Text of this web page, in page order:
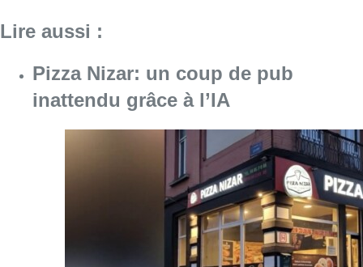
Lire aussi :
Pizza Nizar: un coup de pub
inattendu grâce à l’IA